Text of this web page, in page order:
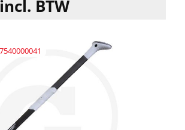
BTW